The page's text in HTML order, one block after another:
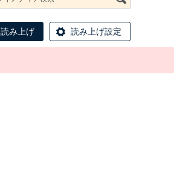
読み上げ 読み上げ設定